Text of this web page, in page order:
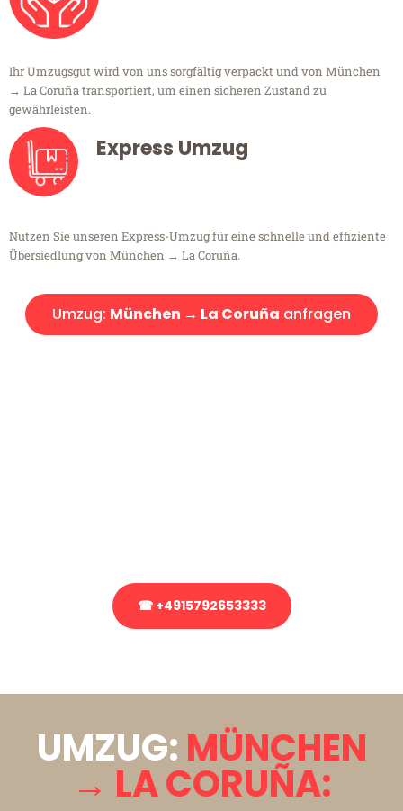
Ihr Umzugsgut wird von uns sorgfältig verpackt und von München
→ La Coruña transportiert, um einen sicheren Zustand zu
gewährleisten.
Express Umzug
Nutzen Sie unseren Express-Umzug für eine schnelle und effiziente
Übersiedlung von München → La Coruña.
Umzug: München → La Coruña anfragen
☎ +4915792653333
UMZUG: MÜNCHEN
→ LA CORUÑA: